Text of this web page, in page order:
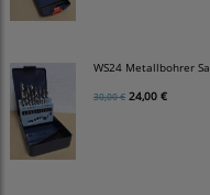
WS24 Metallbohrer
30,00 € 24,00 €